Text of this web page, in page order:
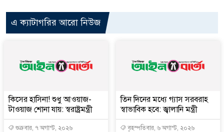
এ ক্যাটাগরির আরো নিউজ
কিসের হাসিনা! শুধু আওয়াজ-
টাওয়াজ শোনা যায়: স্বরাষ্ট্রমন্ত্রী
শুক্রবার, ৭ অগাস্ট, ২০২৬
তিন দিনের মধ্যে গ্যাস সরবরাহ
স্বাভাবিক হবে: জ্বালানি মন্ত্রী
বৃহস্পতিবার, ৬ অগাস্ট, ২০২৬